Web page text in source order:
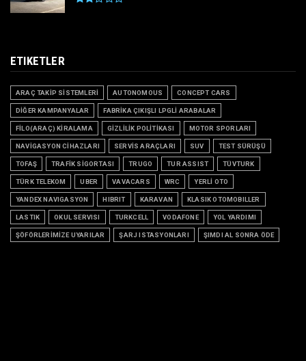
ETIKETLER
ARAÇ TAKİP SİSTEMLERİ AUTONOMOUS CONCEPT CARS
DİĞER KAMPANYALAR FABRİKA ÇIKIŞLI LPGLİ ARABALAR
FİLO(ARAÇ) KİRALAMA GİZLİLİK POLİTİKASI MOTOR SPORLARI
NAVİGASYON CİHAZLARI SERVİS ARAÇLARI SUV TEST SÜRÜŞÜ
TOFAŞ TRAFİK SİGORTASI TRUGO TUR ASSIST TÜVTURK
TÜRK TELEKOM UBER VAVACARS WRC YERLİ OTO
YANDEX NAVIGASYON HIBRIT KARAVAN KLASIK OTOMOBILLER
LASTIK OKUL SERVISI TURKCELL VODAFONE YOL YARDIMI
ŞÖFÖRLERİMİZE UYARILAR ŞARJ ISTASYONLARI ŞIMDI AL SONRA ÖDE